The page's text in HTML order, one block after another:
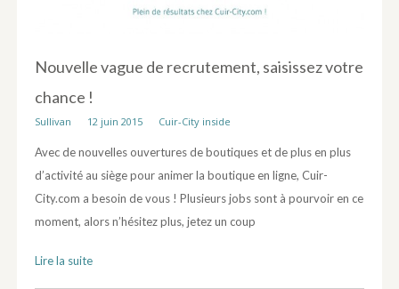
Nouvelle vague de recrutement, saisissez votre
chance !
Sullivan 12 juin 2015 Cuir-City inside
Avec de nouvelles ouvertures de boutiques et de plus en plus
d’activité au siège pour animer la boutique en ligne, Cuir-
City.com a besoin de vous ! Plusieurs jobs sont à pourvoir en ce
moment, alors n’hésitez plus, jetez un coup
Lire la suite